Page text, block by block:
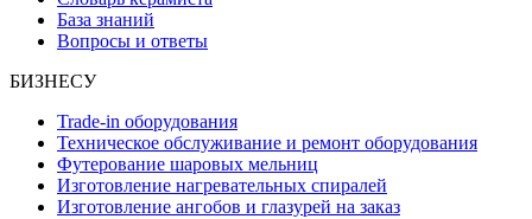
База знаний
Вопросы и ответы
БИЗНЕСУ
Trade-in оборудования
Техническое обслуживание и ремонт оборудования
Футерование шаровых мельниц
Изготовление нагревательных спиралей
Изготовление ангобов и глазурей на заказ